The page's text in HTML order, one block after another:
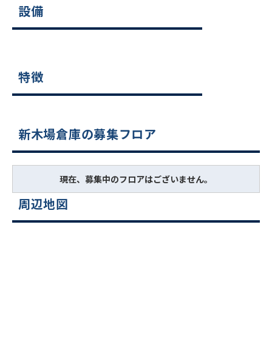
設備
特徴
新木場倉庫の募集フロア
現在、募集中のフロアはございません。
周辺地図